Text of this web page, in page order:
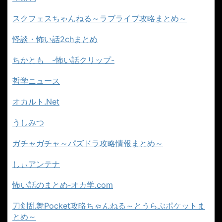
スクフェスちゃんねる～ラブライブ攻略まとめ～
怪談・怖い話2chまとめ
ちかとも -怖い話クリップ-
哲学ニュース
オカルト.Net
うしみつ
ガチャガチャ～パズドラ攻略情報まとめ～
しぃアンテナ
怖い話のまとめ‐オカ学.com
刀剣乱舞Pocket攻略ちゃんねる～とうらぶポケットま
とめ～